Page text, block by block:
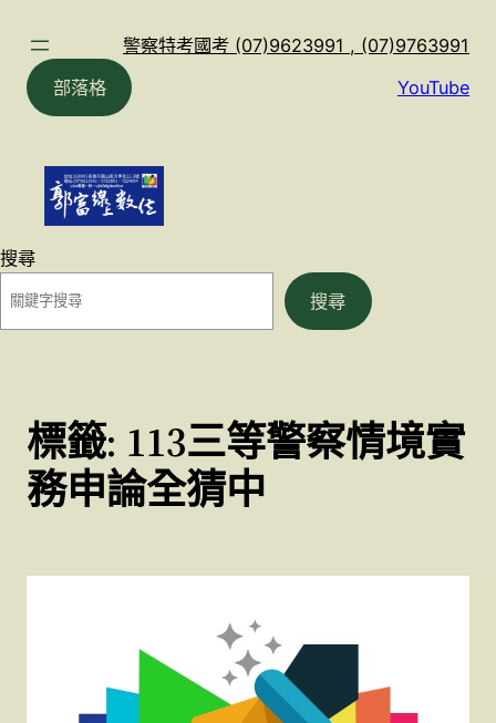
警察特考國考 (07)9623991 , (07)9763991
部落格
YouTube
搜尋
搜尋
標籤: 113三等警察情境實
務申論全猜中